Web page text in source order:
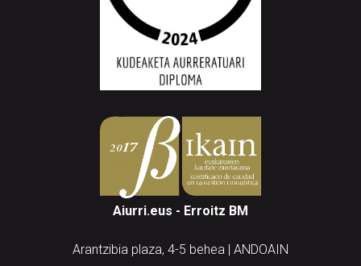
Aiurri.eus - Erroitz BM
Arantzibia plaza, 4-5 behea | ANDOAIN